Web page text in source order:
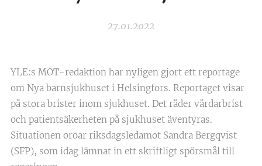
27.01.2022
YLE:s MOT-redaktion har nyligen gjort ett reportage
om Nya barnsjukhuset i Helsingfors. Reportaget visar
på stora brister inom sjukhuset. Det råder vårdarbrist
och patientsäkerheten på sjukhuset äventyras.
Situationen oroar riksdagsledamot Sandra Bergqvist
(SFP), som idag lämnat in ett skriftligt spörsmål till